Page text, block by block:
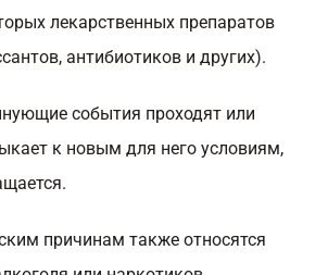
лекарственных препаратов
антибиотиков и других).
события проходят или
к новым для него условиям,
причинам также относятся